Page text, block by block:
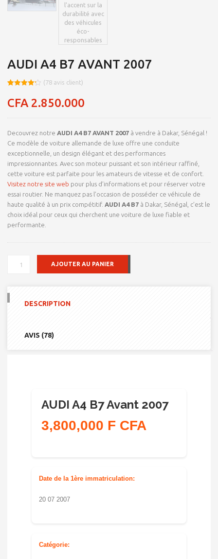
AUDI A4 B7 AVANT 2007
sur 5
basé
notations
(78 avis client)
CFA2.850.000
Decouvrez notre AUDI A4 B7 AVANT 2007 à vendre à Dakar, Sénégal !
Ce modèle de voiture allemande de luxe offre une conduite
exceptionnelle, un design élégant et des performances
impressionnantes. Avec son moteur puissant et son intérieur raffiné,
cette voiture est parfaite pour les amateurs de vitesse et de confort.
Visitez notre site web pour plus d’informations et pour réserver votre
essai routier. Ne manquez pas l’occasion de posséder ce véhicule de
haute qualité à un prix compétitif. AUDI A4 B7 à Dakar, Sénégal, c’est le
choix idéal pour ceux qui cherchent une voiture de luxe fiable et
performante.
QUANTITÉ
AVANT
AJOUTER AU PANIER
DESCRIPTION
AVIS (78)
AUDI A4 B7 Avant 2007
3,800,000 F CFA
Date de la 1ère immatriculation:
20 07 2007
Catégorie: